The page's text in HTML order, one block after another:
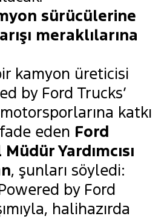
sürücülerine
meraklılarına
kamyon üreticisi
by Ford Trucks’
katkı
eden Ford
Yardımcısı
, şunları söyledi:
by Ford
halihazırda